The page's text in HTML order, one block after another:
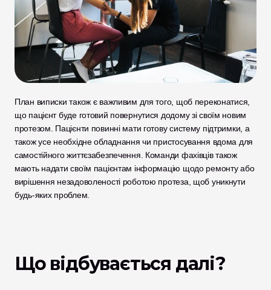
План виписки також є важливим для того, щоб переконатися,
що пацієнт буде готовий повернутися додому зі своїм новим
протезом. Пацієнти повинні мати готову систему підтримки, а
також усе необхідне обладнання чи пристосування вдома для
самостійного життєзабезпечення. Команди фахівців також
мають надати своїм пацієнтам інформацію щодо ремонту або
вирішення незадоволеності роботою протеза, щоб уникнути
будь-яких проблем.
Що відбувається далі?